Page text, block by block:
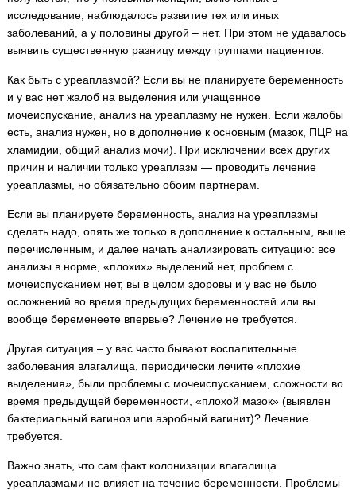
исследование, наблюдалось развитие тех или иных
заболеваний, а у половины другой – нет. При этом не удавалось
выявить существенную разницу между группами пациентов.
Как быть с уреаплазмой? Если вы не планируете беременность
и у вас нет жалоб на выделения или учащенное
мочеиспускание, анализ на уреаплазму не нужен. Если жалобы
есть, анализ нужен, но в дополнение к основным (мазок, ПЦР на
хламидии, общий анализ мочи). При исключении всех других
причин и наличии только уреаплазм — проводить лечение
уреаплазмы, но обязательно обоим партнерам.
Если вы планируете беременность, анализ на уреаплазмы
сделать надо, опять же только в дополнение к остальным, выше
перечисленным, и далее начать анализировать ситуацию: все
анализы в норме, «плохих» выделений нет, проблем с
мочеиспусканием нет, вы в целом здоровы и у вас не было
осложнений во время предыдущих беременностей или вы
вообще беременеете впервые? Лечение не требуется.
Другая ситуация – у вас часто бывают воспалительные
заболевания влагалища, периодически лечите «плохие
выделения», были проблемы с мочеиспусканием, сложности во
время предыдущей беременности, «плохой мазок» (выявлен
бактериальный вагиноз или аэробный вагинит)? Лечение
требуется.
Важно знать, что сам факт колонизации влагалища
уреаплазмами не влияет на течение беременности. Проблемы